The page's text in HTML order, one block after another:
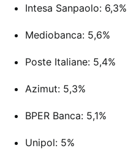
Intesa Sanpaolo: 6,3%
Mediobanca: 5,6%
Poste Italiane: 5,4%
Azimut: 5,3%
BPER Banca: 5,1%
Unipol: 5%